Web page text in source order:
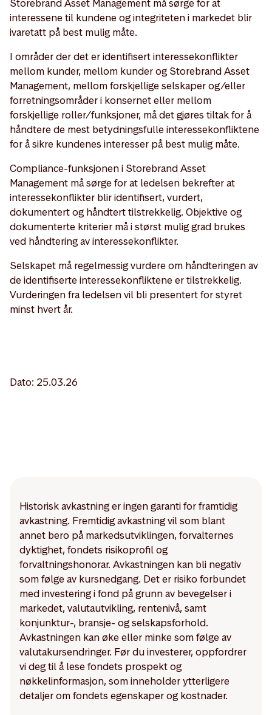
Storebrand Asset Management må sørge for at
interessene til kundene og integriteten i markedet blir
ivaretatt på best mulig måte.
I områder der det er identifisert interessekonflikter
mellom kunder, mellom kunder og Storebrand Asset
Management, mellom forskjellige selskaper og/eller
forretningsområder i konsernet eller mellom
forskjellige roller/funksjoner, må det gjøres tiltak for å
håndtere de mest betydningsfulle interessekonfliktene
for å sikre kundenes interesser på best mulig måte.
Compliance-funksjonen i Storebrand Asset
Management må sørge for at ledelsen bekrefter at
interessekonflikter blir identifisert, vurdert,
dokumentert og håndtert tilstrekkelig. Objektive og
dokumenterte kriterier må i størst mulig grad brukes
ved håndtering av interessekonflikter.
Selskapet må regelmessig vurdere om håndteringen av
de identifiserte interessekonfliktene er tilstrekkelig.
Vurderingen fra ledelsen vil bli presentert for styret
minst hvert år.
Dato: 25.03.26
Historisk avkastning er ingen garanti for framtidig
avkastning. Fremtidig avkastning vil som blant
annet bero på markedsutviklingen, forvalternes
dyktighet, fondets risikoprofil og
forvaltningshonorar. Avkastningen kan bli negativ
som følge av kursnedgang. Det er risiko forbundet
med investering i fond på grunn av bevegelser i
markedet, valutautvikling, rentenivå, samt
konjunktur-, bransje- og selskapsforhold.
Avkastningen kan øke eller minke som følge av
valutakursendringer. Før du investerer, oppfordrer
vi deg til å lese fondets prospekt og
nøkkelinformasjon, som inneholder ytterligere
detaljer om fondets egenskaper og kostnader.